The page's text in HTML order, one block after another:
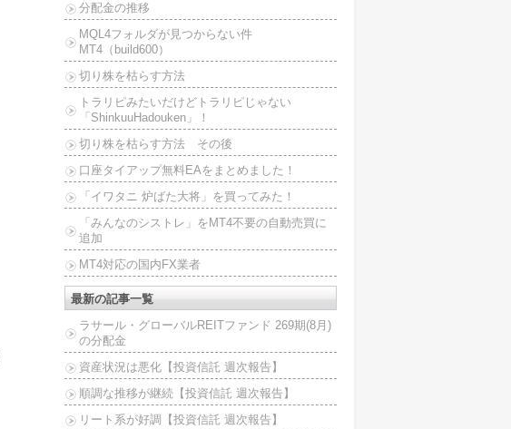
分配金の推移
MQL4フォルダが見つからない件
MT4（build600）
切り株を枯らす方法
トラリピみたいだけどトラリピじゃない
「ShinkuuHadouken」！
切り株を枯らす方法 その後
口座タイアップ無料EAをまとめました！
「イワタニ 炉ばた大将」を買ってみた！
「みんなのシストレ」をMT4不要の自動売買に
追加
MT4対応の国内FX業者
最新の記事一覧
ラサール・グローバルREITファンド 269期(8月)
の分配金
資産状況は悪化【投資信託 週次報告】
順調な推移が継続【投資信託 週次報告】
リート系が好調【投資信託 週次報告】